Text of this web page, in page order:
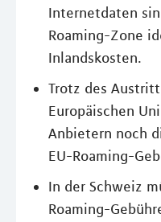
Internetdaten
Roaming-Zone
Inlandskosten.
Trotz des
Europäischen
Anbietern noch
EU-Roaming-
In der Schweiz
Roaming-